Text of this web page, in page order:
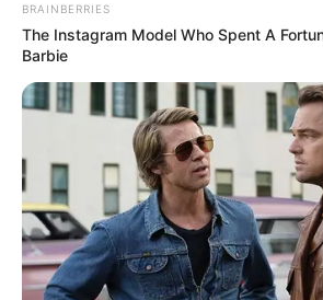
BRAINBERRIES
The Instagram Model Who Spent A
Barbie